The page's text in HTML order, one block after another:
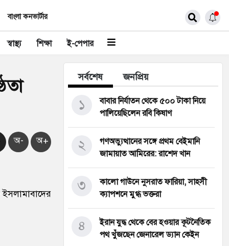
বাংলা কনভার্টার
স্বাস্থ্য শিক্ষা ই-পেপার
অ- অ+
ইসলামাবাদের
সর্বশেষ জনপ্রিয়
বাবার নির্যাতন থেকে ৫০০ টাকা নিয়ে
পালিয়েছিলেন রবি কিষাণ
১
গণঅভ্যুত্থানের সঙ্গে প্রথম বেইমানি
জামায়াত আমিরের: রাশেদ খান
২
কালো গাউনে নুসরাত ফারিয়া, সাহসী
ক্যাপশনে মুগ্ধ ভক্তরা
৩
ইরান যুদ্ধ থেকে বের হওয়ার কূটনৈতিক
পথ খুঁজছেন জেনারেল ড্যান কেইন
৪